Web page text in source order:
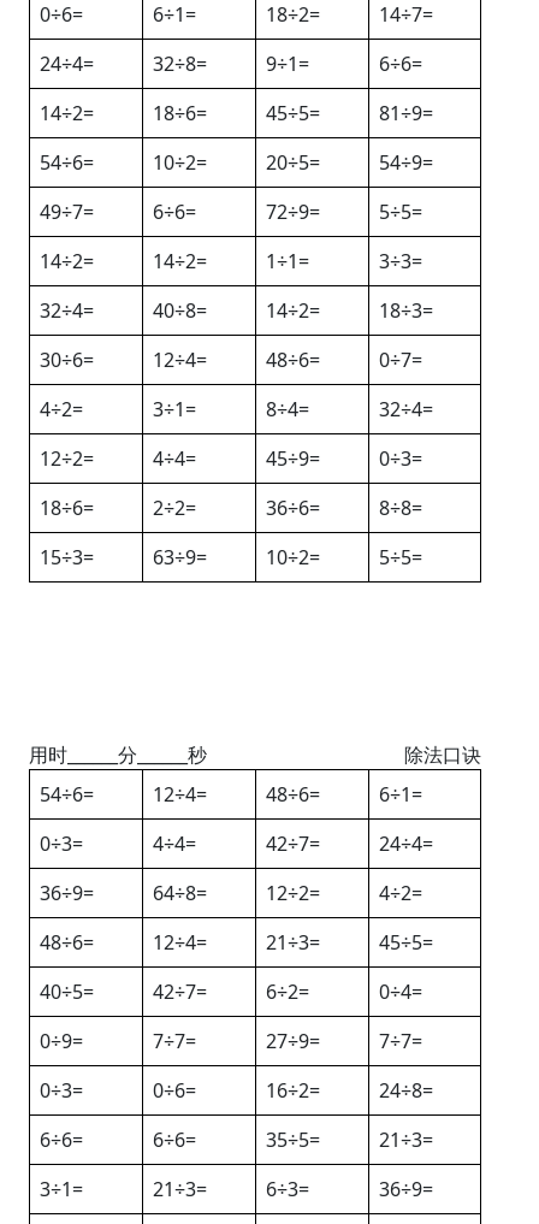
0÷6=
6÷1= 18÷2=
14÷7=
24÷4=
32÷8= 9÷1=
6÷6=
14÷2=
18÷6= 45÷5=
81÷9=
54÷6=
10÷2= 20÷5=
54÷9=
49÷7=
6÷6= 72÷9=
5÷5=
14÷2=
14÷2= 1÷1=
3÷3=
32÷4=
40÷8= 14÷2=
18÷3=
30÷6=
12÷4= 48÷6=
0÷7=
4÷2=
3÷1= 8÷4=
32÷4=
12÷2=
4÷4= 45÷9=
0÷3=
18÷6=
2÷2= 36÷6=
8÷8=
15÷3=
63÷9= 10÷2= 5÷5=
用时______分______秒
除法口诀
54÷6=
12÷4= 48÷6=
6÷1=
0÷3=
4÷4= 42÷7=
24÷4=
36÷9=
64÷8= 12÷2=
4÷2=
48÷6=
12÷4= 21÷3=
45÷5=
40÷5=
42÷7= 6÷2=
0÷4=
0÷9=
7÷7= 27÷9=
7÷7=
0÷3=
0÷6= 16÷2=
24÷8=
6÷6=
6÷6= 35÷5=
21÷3=
3÷1=
21÷3= 6÷3=
36÷9=